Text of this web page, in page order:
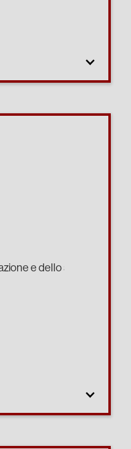
e dello sviluppo di